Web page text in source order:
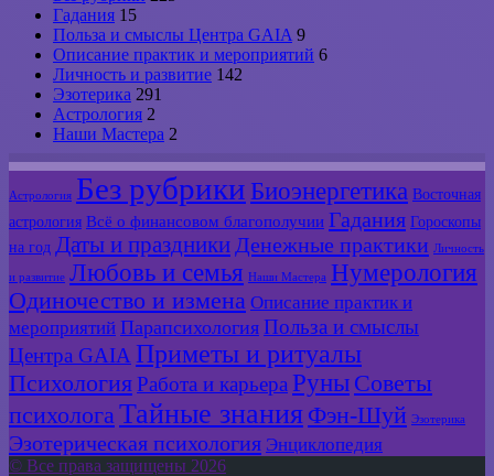
Гадания 15
Польза и смыслы Центра GAIA 9
Описание практик и мероприятий 6
Личность и развитие 142
Эзотерика 291
Астрология 2
Наши Мастера 2
Астрология Без рубрики Биоэнергетика Восточная
астрология Всё о финансовом благополучии Гадания Гороскопы
на год Даты и праздники Денежные практики Личность
и развитие Любовь и семья Наши Мастера Нумерология
Одиночество и измена Описание практик и
мероприятий Парапсихология Польза и смыслы
Центра GAIA Приметы и ритуалы
ПсихологияРабота и карьера Руны Советы
психолога Тайные знания Фэн-Шуй Эзотерика
Эзотерическая психология Энциклопедия
© Все права защищены 2026